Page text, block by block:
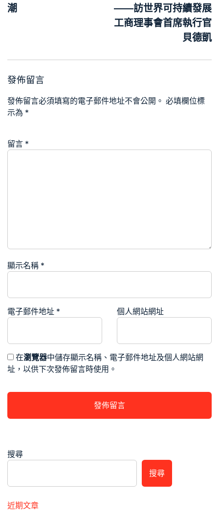
潮
——訪世界可持續發展
工商理事會首席執行官
貝德凱
發佈留言
發佈留言必須填寫的電子郵件地址不會公開。 必填欄位標
示為 *
留言 *
顯示名稱 *
電子郵件地址 * 個人網站網址
在瀏覽器中儲存顯示名稱、電子郵件地址及個人網站網
址，以供下次發佈留言時使用。
搜尋
搜尋
近期文章